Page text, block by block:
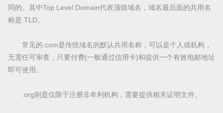
同的。其中Top Level Domain代表顶级域名，域名最后面的共用名
称是.TLD。
常见的.com是传统域名的默认共用名称，可以是个人或机构，
无需任可审查，只要付费(一般通过信用卡)和提供一个有效电邮地址
即可使用。
.org则是仅限于注册非牟利机构，需要提供相关证明文件。